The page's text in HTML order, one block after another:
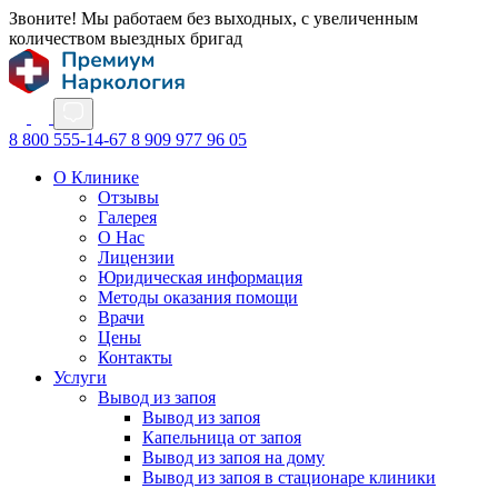
Звоните! Мы работаем без выходных, с увеличенным
количеством выездных бригад
8 800 555-14-67 8 909 977 96 05
О Клинике
Отзывы
Галерея
О Нас
Лицензии
Юридическая информация
Методы оказания помощи
Врачи
Цены
Контакты
Услуги
Вывод из запоя
Вывод из запоя
Капельница от запоя
Вывод из запоя на дому
Вывод из запоя в стационаре клиники